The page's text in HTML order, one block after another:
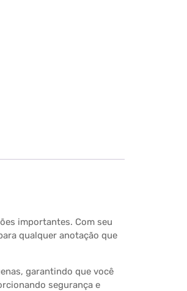
importantes. Com seu
qualquer anotação que
garantindo que você
segurança e